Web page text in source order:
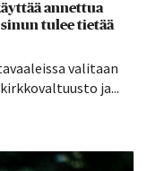
annettua
sinun tulee tietää
valitaan
ja...